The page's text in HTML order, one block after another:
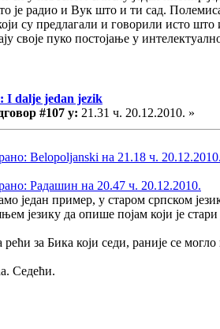
је радио и Вук што и ти сад.
су предлагали и говорили исто
своје пуко постојање у
I dalje jedan jezik
#107 у: 21.31 ч. 20.12.2010. »
Belopoljanski на 21.18 ч. 20.12.2010.
Радашин на 20.47 ч. 20.12.2010.
један пример, у старом српском
језику да опише појам који је стари
за Бика који седи, раније се
Седећи.